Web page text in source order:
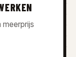
meerprijs